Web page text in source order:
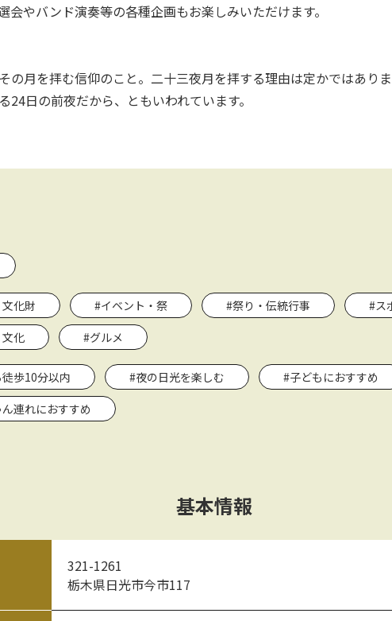
会やバンド演奏等の各種企画もお楽しみいただけます。
の月を拝む信仰のこと。二十三夜月を拝する理由は定かではあり
24日の前夜だから、ともいわれています。
化財 #イベント・祭 #祭り・伝統行事
#ス
化
#グルメ
歩10分以内 #夜の日光を楽しむ
#子どもにおすすめ
連れにおすすめ
基本情報
321-1261
栃木県日光市今市117